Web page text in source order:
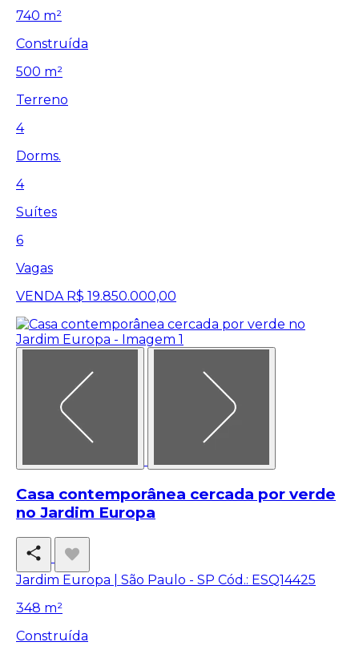
740 m²
Construída
500 m²
Terreno
4
Dorms.
4
Suítes
6
Vagas
VENDA R$ 19.850.000,00
Casa contemporânea cercada por verde
no Jardim Europa
Jardim Europa | São Paulo - SP Cód.: ESQ14425
348 m²
Construída